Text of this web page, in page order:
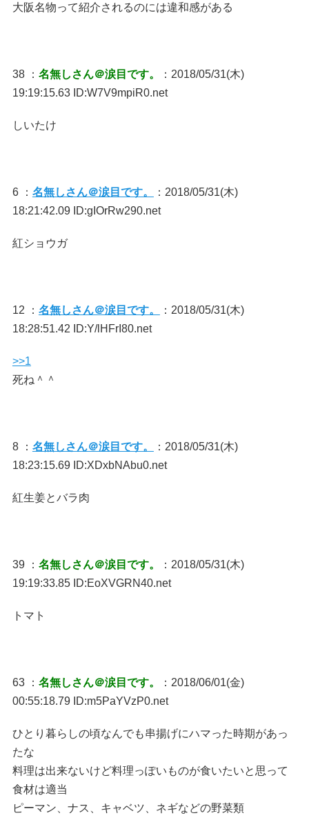
大阪名物って紹介されるのには違和感がある
38 ： 名無しさん＠涙目です。
：2018/05/31(木)
19:19:15.63 ID:W7V9mpiR0.net
しいたけ
6 ： 名無しさん＠涙目です。
：2018/05/31(木)
18:21:42.09 ID:gIOrRw290.net
紅ショウガ
12 ： 名無しさん＠涙目です。
：2018/05/31(木)
18:28:51.42 ID:Y/lHFrI80.net
>>1
死ね＾＾
8 ： 名無しさん＠涙目です。
：2018/05/31(木)
18:23:15.69 ID:XDxbNAbu0.net
紅生姜とバラ肉
39 ： 名無しさん＠涙目です。
：2018/05/31(木)
19:19:33.85 ID:EoXVGRN40.net
トマト
63 ： 名無しさん＠涙目です。
：2018/06/01(金)
00:55:18.79 ID:m5PaYVzP0.net
ひとり暮らしの頃なんでも串揚げにハマった時期があっ
たな
料理は出来ないけど料理っぽいものが食いたいと思って
食材は適当
ピーマン、ナス、キャベツ、ネギなどの野菜類